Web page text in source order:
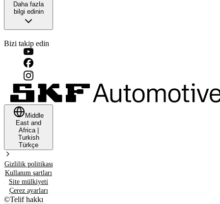
Daha fazla
bilgi edinin
Bizi takip edin
Middle
East and
Africa|
Turkish
Türkçe
Gizlilik politikası
Kullanım şartları
Site mülkiyeti
Çerez ayarları
©Telif hakkı